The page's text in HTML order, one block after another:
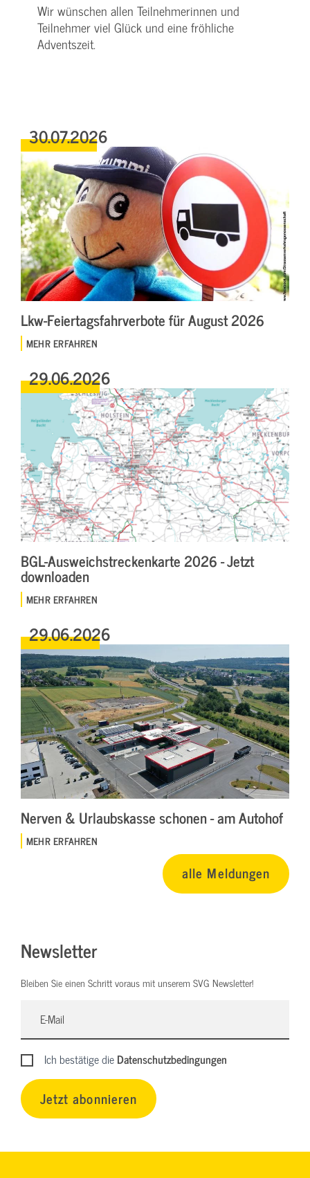
Wir wünschen allen Teilnehmerinnen und
Teilnehmer viel Glück und eine fröhliche
Adventszeit.
30.07.2026
Lkw-Feiertagsfahrverbote für August 2026
MEHR ERFAHREN
29.06.2026
BGL-Ausweichstreckenkarte 2026 - Jetzt
downloaden
MEHR ERFAHREN
29.06.2026
Nerven & Urlaubskasse schonen - am Autohof
MEHR ERFAHREN
alle Meldungen
Newsletter
Bleiben Sie einen Schritt voraus mit unserem SVG Newsletter!
Ich bestätige dieDatenschutzbedingungen
Jetzt abonnieren